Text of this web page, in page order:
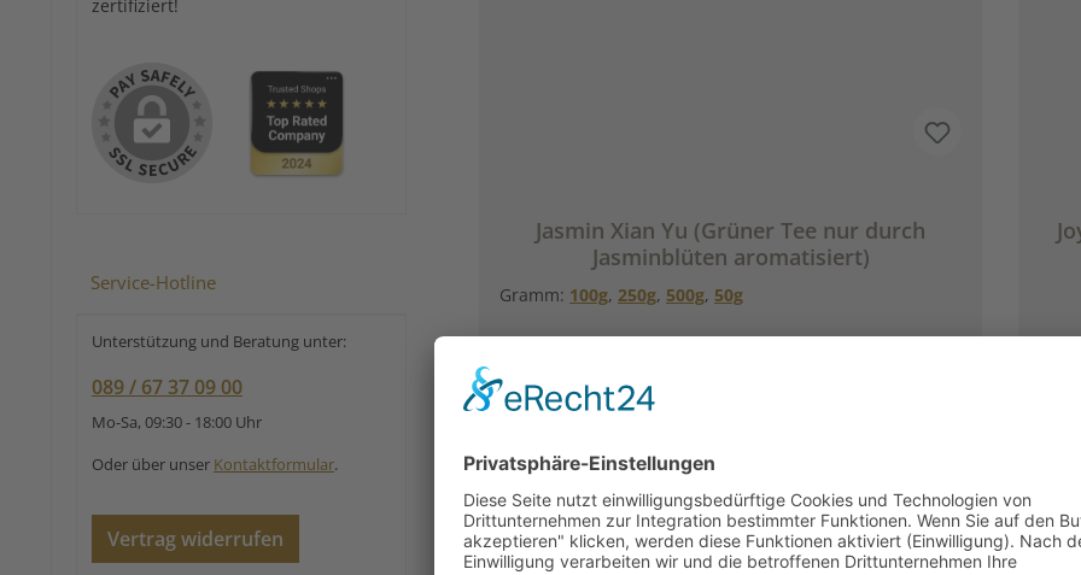
zertifiziert!
Service-Hotline
Unterstützung und Beratung unter:
089 / 67 37 09 00
Mo-Sa, 09:30 - 18:00 Uhr
Oder über unser Kontaktformular.
Vertrag widerrufen
Jasmin Xian Yu (Grüner Tee nur durch
Jasminblüten aromatisiert)
Gramm: 100g, 250g, 500g, 50g
China Tee, Jasminblüten. Unsere
Ab5,90 €*